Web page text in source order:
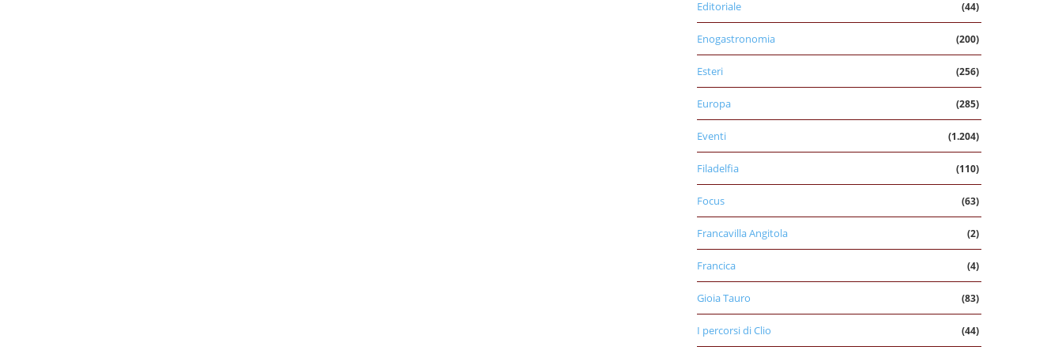
Editoriale (44)
Enogastronomia (200)
Esteri (256)
Europa (285)
Eventi (1.204)
Filadelfia (110)
Focus (63)
Francavilla Angitola (2)
Francica (4)
Gioia Tauro (83)
I percorsi di Clio (44)